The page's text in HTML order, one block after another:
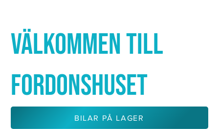
VÄLKOMMEN TILL
FORDONSHUSET
BILAR PÅ LAGER